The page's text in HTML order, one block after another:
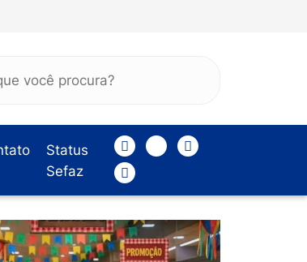
Status
Sefaz